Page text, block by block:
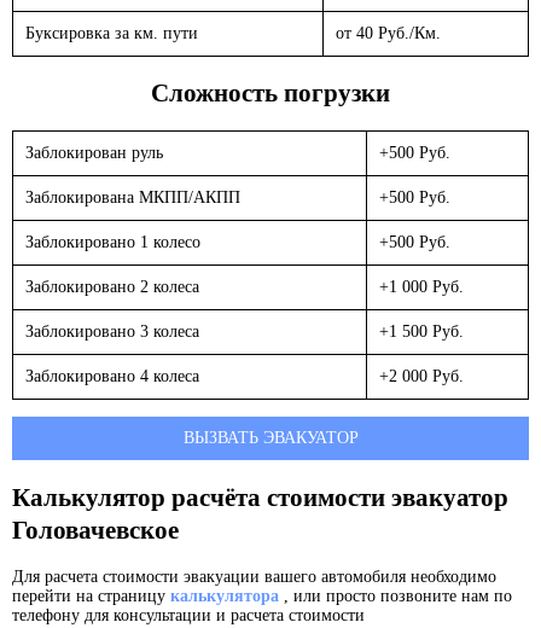
Буксировка за км. пути от 40 Руб./Км.
Сложность погрузки
Заблокирован руль +500 Руб.
Заблокирована МКПП/АКПП +500 Руб.
Заблокировано 1 колесо +500 Руб.
Заблокировано 2 колеса +1 000 Руб.
Заблокировано 3 колеса +1 500 Руб.
Заблокировано 4 колеса +2 000 Руб.
ВЫЗВАТЬ ЭВАКУАТОР
Калькулятор расчёта стоимости эвакуатор
Головачевское
Для расчета стоимости эвакуации вашего автомобиля необходимо
перейти на страницу калькулятора , или просто позвоните нам по
телефону для консультации и расчета стоимости